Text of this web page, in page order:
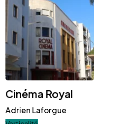
Cinéma Royal
Adrien Laforgue